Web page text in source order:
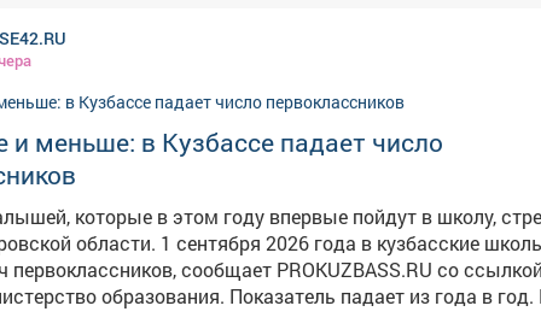
здоровья в целом. Кроме этого говорили о
питании и недопустимости иметь вредные
за совершение противоправных деяний. Затем
служебной и физической подготовки
составом сержант полиции Любовь Аникина провела
Под веселую музыку дети с удовольствием
Общественного совета при Отделе
Татьяна Каробанова считает, что
сотрудниками полиции помогают подросткам сделать
здоровья и законопослушного поведения.
и меньше: в Кузбассе падает число
которые в этом году впервые пойдут в школу,
2026 года в кузбасские школы пойдут
сообщает PROKUZBASS.RU со ссылкой на
Показатель падает из года в год. В
в регионе было25 741, в 2024-м – 27 813, а в